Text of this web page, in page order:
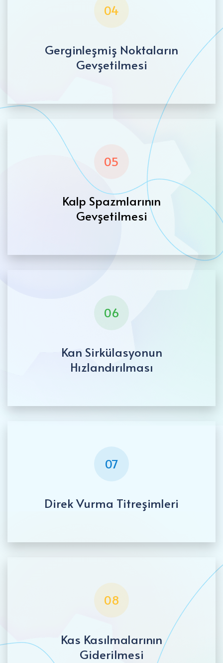
04
Gerginleşmiş Noktaların
Gevşetilmesi
05
Kalp Spazmlarının
Gevşetilmesi
06
Kan Sirkülasyonun
Hızlandırılması
07
Direk Vurma Titreşimleri
08
Kas Kasılmalarının
Giderilmesi